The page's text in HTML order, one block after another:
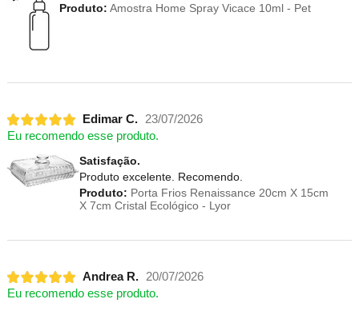
Produto: Amostra Home Spray Vicace 10ml - Pet
Edimar C. 23/07/2026
Eu recomendo esse produto.
Satisfação.
Produto excelente. Recomendo.
Produto: Porta Frios Renaissance 20cm X 15cm
X 7cm Cristal Ecológico - Lyor
Andrea R. 20/07/2026
Eu recomendo esse produto.